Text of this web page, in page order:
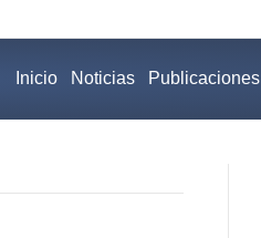
Inicio Noticias Publicaciones